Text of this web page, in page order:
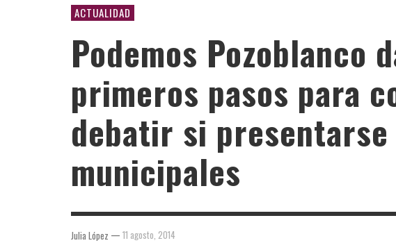
ACTUALIDAD
Podemos Pozoblanco
primeros pasos para
debatir si presentarse
municipales
Julia López — 11 agosto, 2014